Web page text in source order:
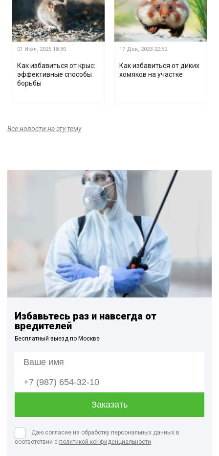
01 Июл, 2025 18:30
Как избавиться от крыс:
эффективные способы
борьбы
17 Дек, 2023 22:52
Как избавиться от диких
хомяков на участке
Все новости на эту тему
Избавьтесь раз и навсегда от
вредителей
Бесплатный выезд по Москве
Даю согласие на обработку персональных данных в
соответствии с политикой конфиденциальности